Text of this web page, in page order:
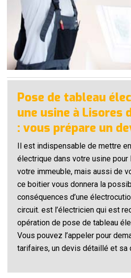
Pose de tableau
une usine à Lisores
: vous prépare un
Il est indispensable de mettre
électrique dans votre usine
votre immeuble, mais aussi de
ce boitier vous donnera la
conséquences d’une
circuit. est l’électricien qui est
opération de pose de tableau
Vous pouvez l’appeler pour
tarifaires, un devis détaillé et sa